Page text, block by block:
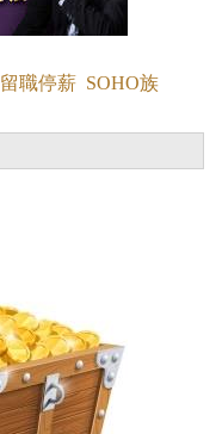
留職停薪 SOHO族